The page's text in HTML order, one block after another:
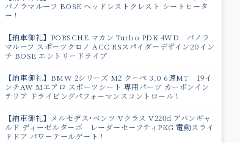
パノラマルーフ BOSE ヘッドレストクレスト シートヒータ
ー！
【納車御礼】PORSCHE マカン Turbo PDK 4WD パノラ
マルーフ スポーツクロノ ACC RSスパイダーデザイン20イン
チ BOSE エントリードライブ
【納車御礼】BMW 2シリーズ M2 クーペ 3.0 6速MT 19イ
ンチAW Mエアロ スポーツシート 専用パーツ カーボンイン
テリア ドライビングパフォーマンスコントロール！
【納車御礼】メルセデス･ベンツ Vクラス V220d アバンギャ
ルド ディーゼルターボ レーダーセーフティPKG 電動スライ
ドドア パワ－テールゲート！